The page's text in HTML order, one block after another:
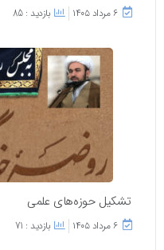
۶ مرداد ۱۴۰۵ بازدید : 85
تشکیل حوزه‌های علمی
۶ مرداد ۱۴۰۵ بازدید : 71